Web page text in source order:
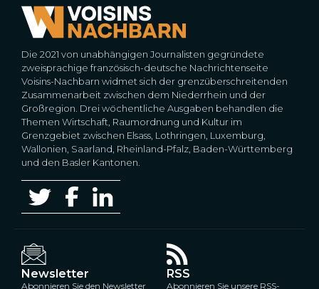
Die 2021 von unabhängigen Journalisten gegründete
zweisprachige französisch-deutsche Nachrichtenseite
Voisins-Nachbarn widmet sich der grenzüberschreitenden
Zusammenarbeit zwischen dem Niederrhein und der
Großregion. Drei wöchentliche Ausgaben behandlen die
Themen Wirtschaft, Raumordnung und Kultur im
Grenzgebiet zwischen Elsass, Lothringen, Luxemburg,
Wallonien, Saarland, Rheinland-Pfalz, Baden-Württemberg
und den Basler Kantonen.
Newsletter
Abonnieren Sie den Newsletter
RSS
Abonnieren Sie unsere RSS-